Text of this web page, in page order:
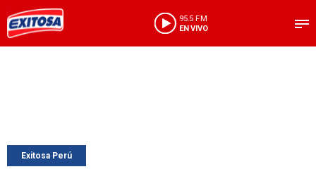
95.5 FM
EN VIVO
Exitosa Perú